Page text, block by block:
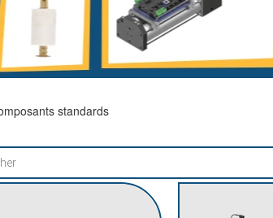
standards